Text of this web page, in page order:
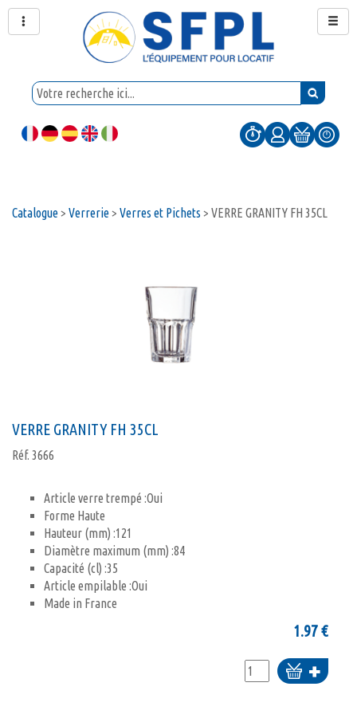
Catalogue> Verrerie> Verres et Pichets > VERRE GRANITY FH 35CL
VERRE GRANITY FH 35CL
Réf. 3666
Article verre trempé :Oui
Forme Haute
Hauteur (mm) :121
Diamètre maximum (mm) :84
Capacité (cl) :35
Article empilable :Oui
Made in France
1.97€
Ajouter
au